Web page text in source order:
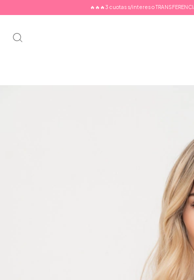
🔥🔥🔥3 cuotas s/interes o TRANSFERENCIA 10%off🔥🔥🔥